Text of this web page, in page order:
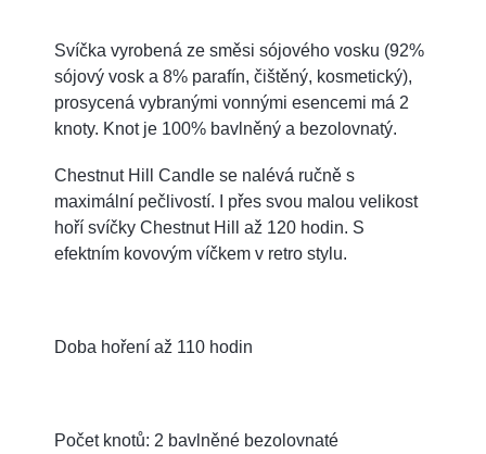
Svíčka vyrobená ze směsi sójového vosku (92%
sójový vosk a 8% parafín, čištěný, kosmetický),
prosycená vybranými vonnými esencemi má 2
knoty. Knot je 100% bavlněný a bezolovnatý.
Chestnut Hill Candle se nalévá ručně s
maximální pečlivostí. I přes svou malou velikost
hoří svíčky Chestnut Hill až 120 hodin. S
efektním kovovým víčkem v retro stylu.
Doba hoření až 110 hodin
Počet knotů: 2 bavlněné bezolovnaté